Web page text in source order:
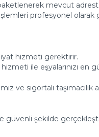
mevcut
profesyonel
hizmeti gerektirir.
hizmeti ile eşyalarınızı en
sigortalı taşımacılık
güvenli şekilde